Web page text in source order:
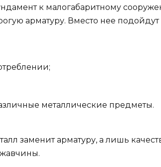
к малогабаритному
арматуру. Вместо нее
металлические предметы.
заменит арматуру, а лишь